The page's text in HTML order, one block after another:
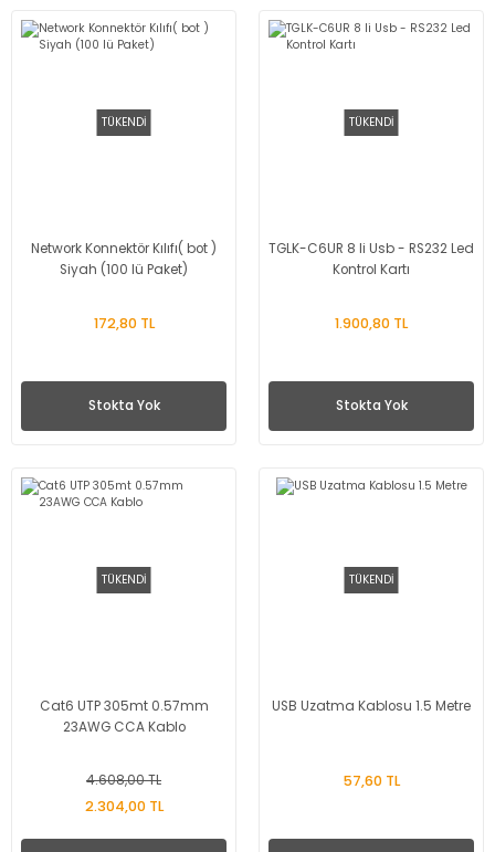
TÜKENDİ
Network Konnektör Kılıfı( bot )
Siyah (100 lü Paket)
172,80 TL
Stokta Yok
TÜKENDİ
TGLK-C6UR 8 li Usb - RS232 Led
Kontrol Kartı
1.900,80 TL
Stokta Yok
TÜKENDİ
Cat6 UTP 305mt 0.57mm
23AWG CCA Kablo
4.608,00 TL
2.304,00 TL
TÜKENDİ
USB Uzatma Kablosu 1.5 Metre
57,60 TL